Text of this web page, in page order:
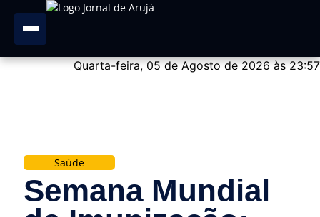
Quarta-feira, 05 de Agosto de 2026 às 23:57
Saúde
Semana Mundial